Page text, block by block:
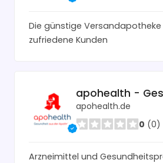
Die günstige Versandapotheke
zufriedene Kunden
apohealth.de
0 (0)
Arzneimittel und